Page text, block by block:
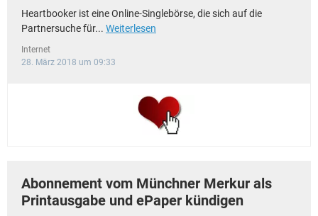
Heartbooker ist eine Online-Singlebörse, die sich auf die
Partnersuche für... Weiterlesen
Internet
28. März 2018 um 09:33
Abonnement vom Münchner Merkur als
Printausgabe und ePaper kündigen